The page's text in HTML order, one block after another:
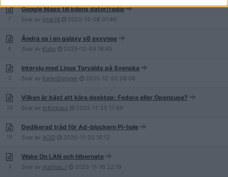
7
Google Maps till bilens dator/radio
Svar av imar74 2025-12-08 01:46
6
Ändra os i en galaxy s8 exxynos
Svar av Kiato 2025-12-04 18:45
3
Intervju med Linus Torvalds på Svenska
Svar av KaninSlejpner 2025-12-02 08:08
28
Vilken är bäst att köra desktop: Fedora eller Opensuse?
Svar av drKickass 2025-11-25 17:49
19
Dedikerad tråd för Ad-blockern Pi-hole
Svar av AClD 2025-11-20 16:12
3
Wake On LAN och hibernate
Svar av mattias_r 2025-11-16 22:19